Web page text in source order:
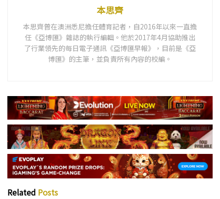
本思齊
本思齊曾在澳洲悉尼擔任體育記者，自2016年以來一直擔
任《亞博匯》雜誌的執行編輯。他於2017年4月協助推出
了行業領先的每日電子通訊《亞博匯早報》，目前是《亞
博匯》的主筆，並負責所有內容的校編。
Related Posts